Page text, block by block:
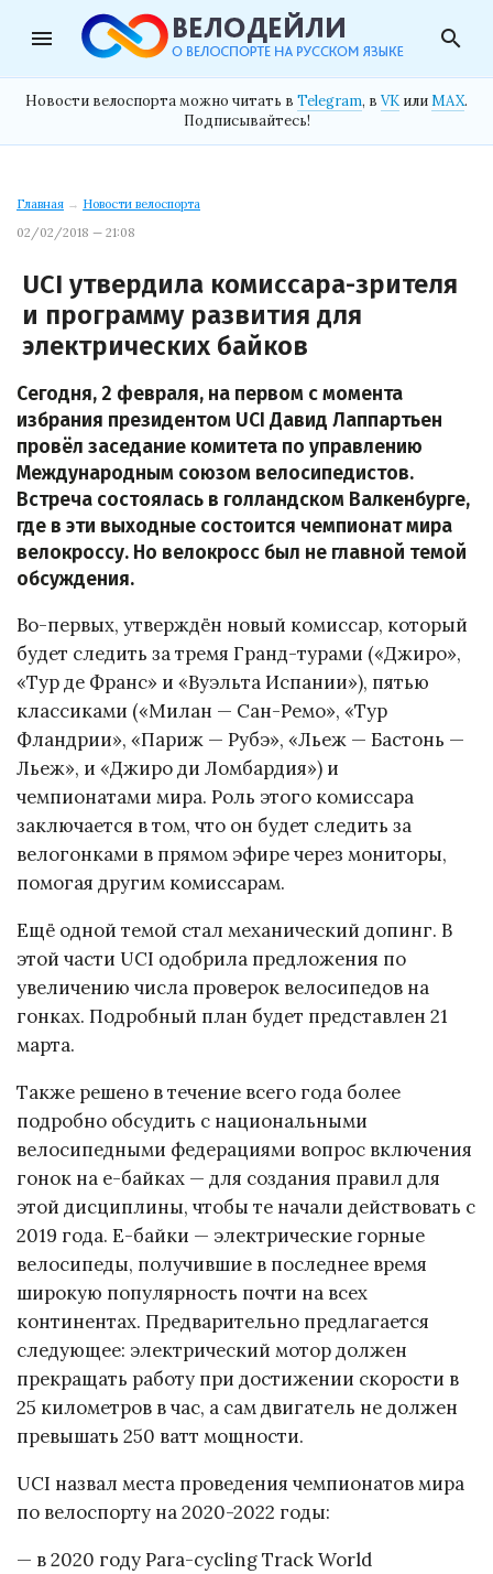
menu search
Новости велоспорта можно читать в Telegram, в VK илиMAX.
Подписывайтесь!
Главная → Новости велоспорта
02/02/2018 — 21:08
UCI утвердила комиссара-зрителя
и программу развития для
электрических байков
Сегодня, 2 февраля, на первом с момента
избрания президентом UCI Давид Лаппартьен
провёл заседание комитета по управлению
Международным союзом велосипедистов.
Встреча состоялась в голландском Валкенбурге,
где в эти выходные состоится чемпионат мира
велокроссу. Но велокросс был не главной темой
обсуждения.
Во-первых, утверждён новый комиссар, который
будет следить за тремя Гранд-турами («Джиро»,
«Тур де Франс» и «Вуэльта Испании»), пятью
классиками («Милан — Сан-Ремо», «Тур
Фландрии», «Париж — Рубэ», «Льеж — Бастонь —
Льеж», и «Джиро ди Ломбардия») и
чемпионатами мира. Роль этого комиссара
заключается в том, что он будет следить за
велогонками в прямом эфире через мониторы,
помогая другим комиссарам.
Ещё одной темой стал механический допинг. В
этой части UCI одобрила предложения по
увеличению числа проверок велосипедов на
гонках. Подробный план будет представлен 21
марта.
Также решено в течение всего года более
подробно обсудить с национальными
велосипедными федерациями вопрос включения
гонок на e-байках — для создания правил для
этой дисциплины, чтобы те начали действовать с
2019 года. E-байки — электрические горные
велосипеды, получившие в последнее время
широкую популярность почти на всех
континентах. Предварительно предлагается
следующее: электрический мотор должен
прекращать работу при достижении скорости в
25 километров в час, а сам двигатель не должен
превышать 250 ватт мощности.
UCI назвал места проведения чемпионатов мира
по велоспорту на 2020-2022 годы:
— в 2020 году Para-cycling Track World